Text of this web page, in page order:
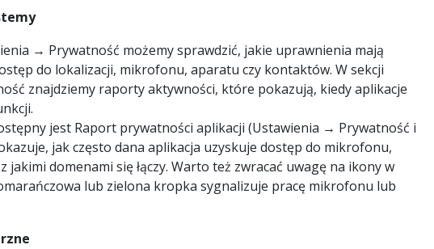
→ Prywatność możemy sprawdzić, jakie uprawnienia mają
do lokalizacji, mikrofonu, aparatu czy kontaktów. W sekcji
znajdziemy raporty aktywności, które pokazują, kiedy aplikacje
jest Raport prywatności aplikacji (Ustawienia → Prywatność i
jak często dana aplikacja uzyskuje dostęp do mikrofonu,
jakimi domenami się łączy. Warto też zwracać uwagę na ikony w
lub zielona kropka sygnalizuje pracę mikrofonu lub